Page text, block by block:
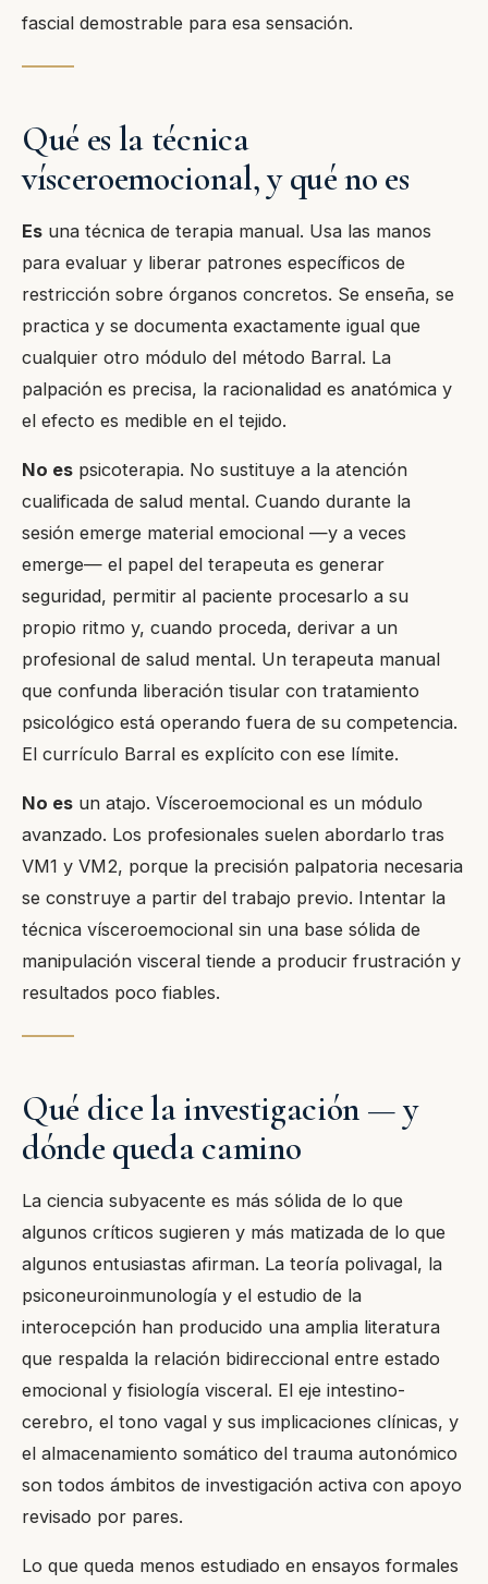
fascial demostrable para esa sensación.
Qué es la técnica
vísceroemocional, y qué no es
Es una técnica de terapia manual. Usa las manos
para evaluar y liberar patrones específicos de
restricción sobre órganos concretos. Se enseña, se
practica y se documenta exactamente igual que
cualquier otro módulo del método Barral. La
palpación es precisa, la racionalidad es anatómica y
el efecto es medible en el tejido.
No es psicoterapia. No sustituye a la atención
cualificada de salud mental. Cuando durante la
sesión emerge material emocional —y a veces
emerge— el papel del terapeuta es generar
seguridad, permitir al paciente procesarlo a su
propio ritmo y, cuando proceda, derivar a un
profesional de salud mental. Un terapeuta manual
que confunda liberación tisular con tratamiento
psicológico está operando fuera de su competencia.
El currículo Barral es explícito con ese límite.
No es un atajo. Vísceroemocional es un módulo
avanzado. Los profesionales suelen abordarlo tras
VM1 y VM2, porque la precisión palpatoria necesaria
se construye a partir del trabajo previo. Intentar la
técnica vísceroemocional sin una base sólida de
manipulación visceral tiende a producir frustración y
resultados poco fiables.
Qué dice la investigación — y
dónde queda camino
La ciencia subyacente es más sólida de lo que
algunos críticos sugieren y más matizada de lo que
algunos entusiastas afirman. La teoría polivagal, la
psiconeuroinmunología y el estudio de la
interocepción han producido una amplia literatura
que respalda la relación bidireccional entre estado
emocional y fisiología visceral. El eje intestino-
cerebro, el tono vagal y sus implicaciones clínicas, y
el almacenamiento somático del trauma autonómico
son todos ámbitos de investigación activa con apoyo
revisado por pares.
Lo que queda menos estudiado en ensayos formales